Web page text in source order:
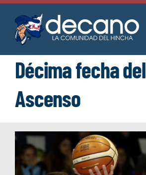
Saltar
contenido
Décima fecha del
Ascenso